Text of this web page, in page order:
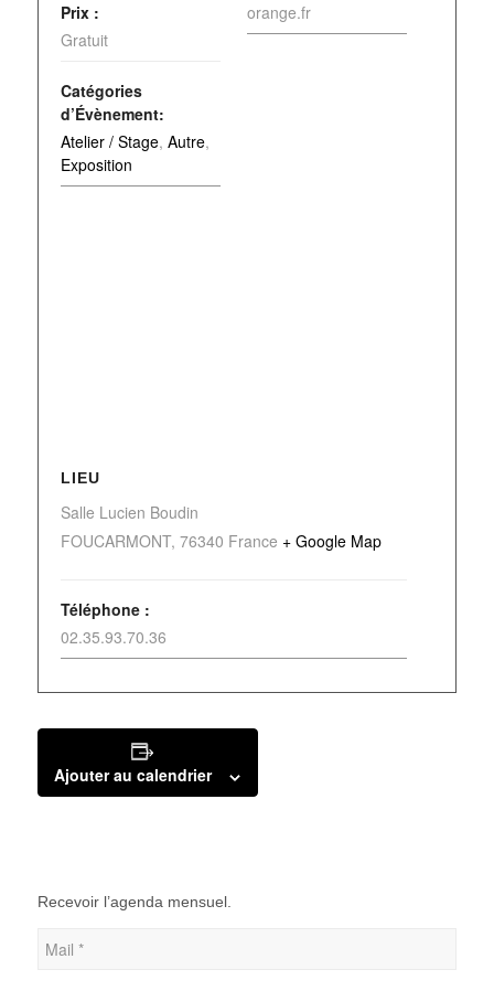
Prix :
Gratuit
Catégories
d’Évènement:
Atelier / Stage, Autre,
Exposition
orange.fr
LIEU
Salle Lucien Boudin
FOUCARMONT, 76340 France + Google Map
Téléphone :
02.35.93.70.36
Ajouter au calendrier
Recevoir l’agenda mensuel.